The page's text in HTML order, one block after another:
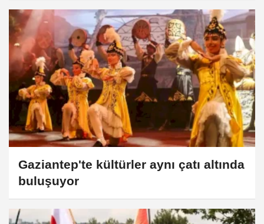
Gaziantep'te kültürler aynı çatı altında
buluşuyor